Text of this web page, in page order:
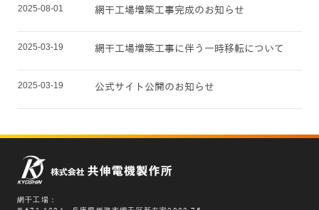
2025-08-01 網干工場増築工事完成のお知らせ
2025-03-19 網干工場増築工事に伴う一時移転について
2025-03-19 公式サイト公開のお知らせ
網干工場：